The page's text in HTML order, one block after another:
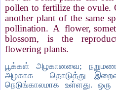
pollen to fertilize the ovule.
another plant of the same
pollination. A flower,
blossom, is the
flowering plants.
பூக்கள் அழகானவை;
அழகாக
தொடுத்து
நெடுங்காலமாக உள்ளது.ஒரு